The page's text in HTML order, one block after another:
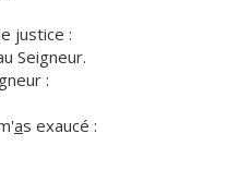
justice :
Seigneur.
:
as exaucé :